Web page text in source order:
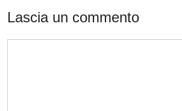
Lascia un commento